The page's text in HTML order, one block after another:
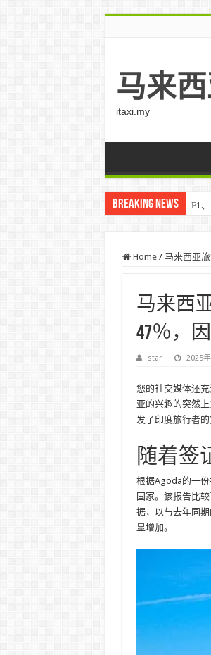
马来
itaxi.my
Breaking News F1
Home / 马来西亚
马来西
47％，
star 2025
您的社交媒体还
亚的兴趣的突然
发了印度旅行者
随着签
根据Agoda的一
国家。该报告比
据，以与去年同
显增加。